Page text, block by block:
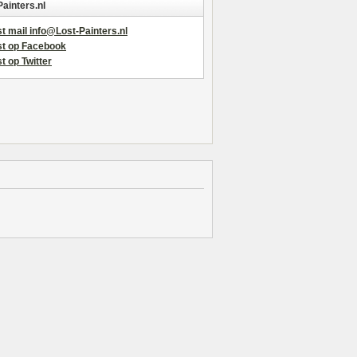
mail info@Lost-Painters.nl
op Facebook
op Twitter